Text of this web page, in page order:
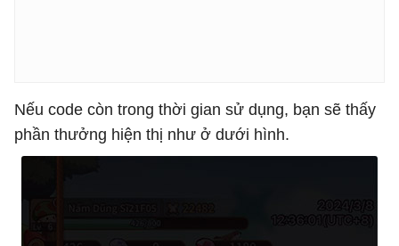
Nếu code còn trong thời gian sử dụng, bạn sẽ thấy
phần thưởng hiện thị như ở dưới hình.